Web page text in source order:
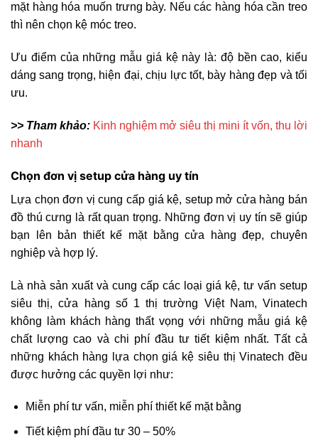
mặt hàng hóa muốn trưng bày. Nếu các hàng hóa cần treo
thì nên chọn kệ móc treo.
Ưu điểm của những mẫu giá kệ này là: độ bền cao, kiểu
dáng sang trọng, hiện đại, chịu lực tốt, bày hàng đẹp và tối
ưu.
>> Tham khảo: Kinh nghiệm mở siêu thị mini ít vốn, thu lời
nhanh
Chọn đơn vị setup cửa hàng uy tín
Lựa chọn đơn vị cung cấp giá kệ, setup mở cửa hàng bán
đồ thú cưng là rất quan trọng. Những đơn vị uy tín sẽ giúp
bạn lên bản thiết kế mặt bằng cửa hàng đẹp, chuyên
nghiệp và hợp lý.
Là nhà sản xuất và cung cấp các loại giá kệ, tư vấn setup
siêu thị, cửa hàng số 1 thị trường Việt Nam, Vinatech
không làm khách hàng thất vọng với những mẫu giá kệ
chất lượng cao và chi phí đầu tư tiết kiệm nhất. Tất cả
những khách hàng lựa chọn giá kệ siêu thị Vinatech đều
được hưởng các quyền lợi như:
Miễn phí tư vấn, miễn phí thiết kế mặt bằng
Tiết kiệm phí đầu tư 30 – 50%